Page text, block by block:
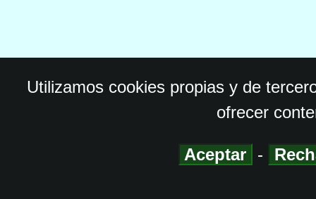
Utilizamos cookies propias y de
ofrecer
Aceptar -